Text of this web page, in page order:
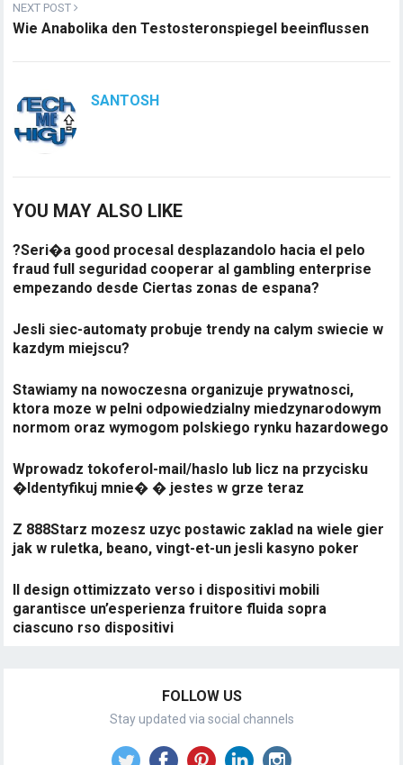
NEXT POST
Wie Anabolika den Testosteronspiegel beeinflussen
SANTOSH
YOU MAY ALSO LIKE
?Seri�a good procesal desplazandolo hacia el pelo
fraud full seguridad cooperar al gambling enterprise
empezando desde Ciertas zonas de espana?
Jesli siec-automaty probuje trendy na calym swiecie w
kazdym miejscu?
Stawiamy na nowoczesna organizuje prywatnosci,
ktora moze w pelni odpowiedzialny miedzynarodowym
normom oraz wymogom polskiego rynku hazardowego
Wprowadz tokoferol-mail/haslo lub licz na przycisku
�Identyfikuj mnie� � jestes w grze teraz
Z 888Starz mozesz uzyc postawic zaklad na wiele gier
jak w ruletka, beano, vingt-et-un jesli kasyno poker
Il design ottimizzato verso i dispositivi mobili
garantisce un’esperienza fruitore fluida sopra
ciascuno rso dispositivi
FOLLOW US
Stay updated via social channels